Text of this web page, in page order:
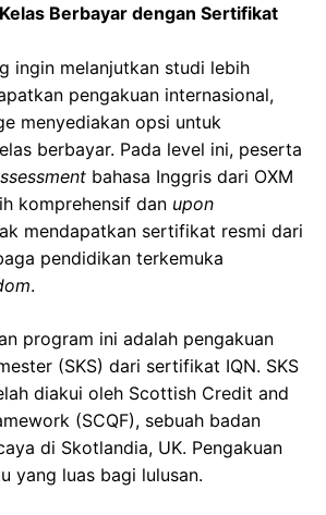
Berbayar dengan Sertifikat
ingin melanjutkan studi lebih
pengakuan internasional,
menyediakan opsi untuk
berbayar. Pada level ini, peserta
bahasa Inggris dari OXM
komprehensif dan upon
mendapatkan sertifikat resmi dari
pendidikan terkemuka
.
program ini adalah pengakuan
(SKS) dari sertifikat IQN. SKS
diakui oleh Scottish Credit and
(SCQF), sebuah badan
di Skotlandia, UK. Pengakuan
yang luas bagi lulusan.